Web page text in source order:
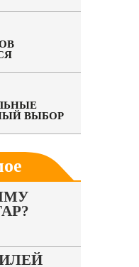
ВЫБОР